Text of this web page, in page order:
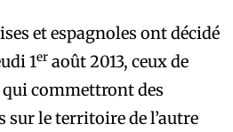
et espagnoles ont décidé
1er août 2013, ceux de
commettront des
le territoire de l’autre